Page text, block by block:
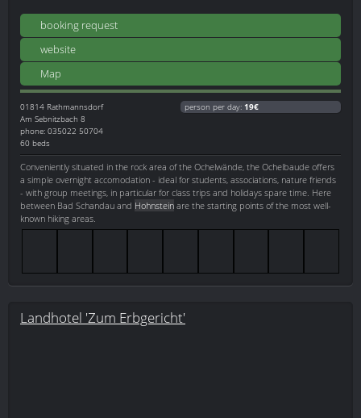
booking request
website
Map
01814 Rathmannsdorf
Am Sebnitzbach 8
phone: 035022 50704
60 beds
person per day: 19€
Conveniently situated in the rock area of the Ochelwände, the Ochelbaude offers
a simple overnight accomodation - ideal for students, associations, nature friends
- with group meetings, in particular for class trips and holidays spare time. Here
between Bad Schandau and Hohnstein are the starting points of the most well-
known hiking areas.
Landhotel 'Zum Erbgericht'